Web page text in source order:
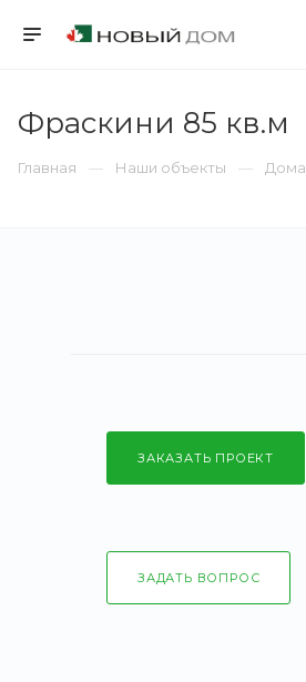
Фраскини 85 кв.м
Главная Наши объекты Дома
ЗАКАЗАТЬ ПРОЕКТ
ЗАДАТЬ ВОПРОС